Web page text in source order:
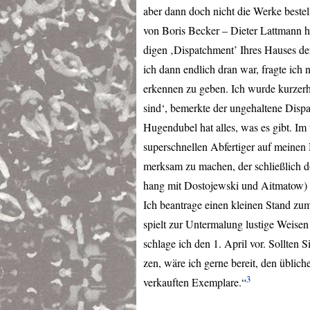
aber dann doch nicht die Werke
von Boris Becker – Dieter Lattmann
digen ‚Dispatchment’ Ihres Hauses
ich dann endlich dran war, fragte ich
erkennen zu geben. Ich wurde
sind‘, bemerkte der ungehaltene
Hugendubel hat alles, was es gibt.
superschnellen Abfertiger auf meinen
merksam zu machen, der schließlich
hang mit Dostojewski und
Ich beantrage einen kleinen Stand
spielt zur Untermalung lustige
schlage ich den 1. April vor. Sollten
zen, wäre ich gerne bereit, den
verkauften Exemplare.“3